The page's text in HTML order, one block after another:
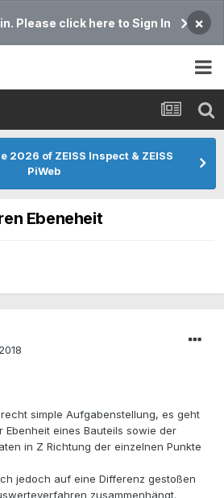
Please click here to Sign In ×
2026 of ZEISS Inspect & ZEISS
PiWeb
Ebeneheit
simple Aufgabenstellung, es geht
Ebenheit eines Bauteils sowie der
in Z Richtung der einzelnen Punkte
jedoch auf eine Differenz gestoßen
zusammenhängt.